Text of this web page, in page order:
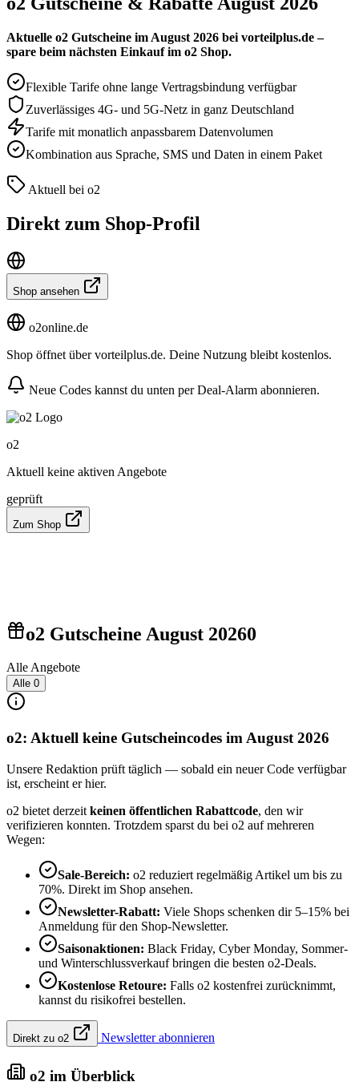
Aktuelle o2 Gutscheine im August 2026 bei vorteilplus.de –
spare beim nächsten Einkauf im o2 Shop.
Flexible Tarife ohne lange Vertragsbindung verfügbar
Zuverlässiges 4G- und 5G-Netz in ganz Deutschland
Tarife mit monatlich anpassbarem Datenvolumen
Kombination aus Sprache, SMS und Daten in einem Paket
Aktuell bei o2
Direkt zum Shop-Profil
Shop ansehen
o2online.de
Shop öffnet über vorteilplus.de. Deine Nutzung bleibt kostenlos.
Neue Codes kannst du unten per Deal-Alarm abonnieren.
o2
Aktuell keine aktiven Angebote
geprüft
Zum Shop
o2 Gutscheine August 20260
Alle Angebote
Alle 0
o2: Aktuell keine Gutscheincodes im August 2026
Unsere Redaktion prüft täglich — sobald ein neuer Code verfügbar
ist, erscheint er hier.
o2 bietet derzeit keinen öffentlichen Rabattcode, den wir
verifizieren konnten. Trotzdem sparst du bei o2 auf mehreren
Wegen:
Sale-Bereich: o2 reduziert regelmäßig Artikel um bis zu
70%. Direkt im Shop ansehen.
Newsletter-Rabatt: Viele Shops schenken dir 5–15% bei
Anmeldung für den Shop-Newsletter.
Saisonaktionen: Black Friday, Cyber Monday, Sommer-
und Winterschlussverkauf bringen die besten o2-Deals.
Kostenlose Retoure: Falls o2 kostenfrei zurücknimmt,
kannst du risikofrei bestellen.
Direkt zu o2 Newsletter abonnieren
o2 im Überblick